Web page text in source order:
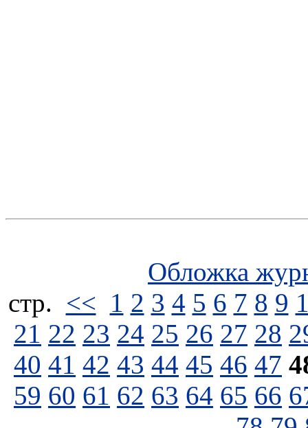
Обложка
стp. << 1 2 3 4 5 6 7 8 9
21 22 23 24 25 26 27 28
40 41 42 43 44 45 46 47
59 60 61 62 63 64 65 66